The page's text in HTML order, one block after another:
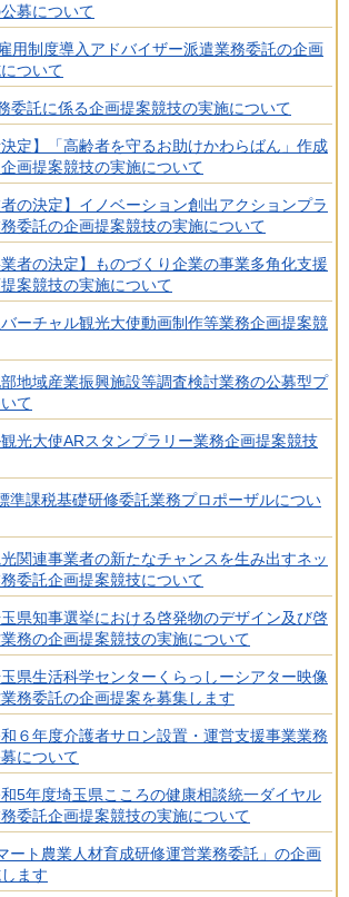
募について
用制度導入アドバイザー派遣業務委託の企画
ついて
委託に係る企画提案競技の実施について
決定】「高齢者を守るお助けかわらばん」作成
画提案競技の実施について
者の決定】イノベーション創出アクションプラ
委託の企画提案競技の実施について
業者の決定】ものづくり企業の事業多角化支援
案競技の実施について
ーチャル観光大使動画制作等業務企画提案競
部地域産業振興施設等調査検討業務の公募型プ
て
光大使ARスタンプラリー業務企画提案競技
準課税基礎研修委託業務プロポーザルについ
光関連事業者の新たなチャンスを生み出すネッ
委託企画提案競技について
玉県知事選挙における啓発物のデザイン及び啓
務の企画提案競技の実施について
玉県生活科学センターくらっしーシアター映像
務委託の企画提案を募集します
和６年度介護者サロン設置・運営支援事業業務
について
和5年度埼玉県こころの健康相談統一ダイヤル
委託企画提案競技の実施について
ート農業人材育成研修運営業務委託」の企画
ます